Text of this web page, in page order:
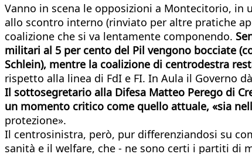
Vanno in scena le opposizioni a Montecitorio,
allo scontro interno (rinviato per altre pratiche
coalizione che si va lentamente componendo.
militari al 5 per cento del Pil vengono bocciate
Schlein), mentre la coalizione di centrodestra
rispetto alla linea di FdI e FI. In Aula il Governo
Il sottosegretario alla Difesa Matteo Perego di
un momento critico come quello attuale, «sia
protezione».
Il centrosinistra, però, pur differenziandosi su
sanità e il welfare, che - ne sono certi i partiti di